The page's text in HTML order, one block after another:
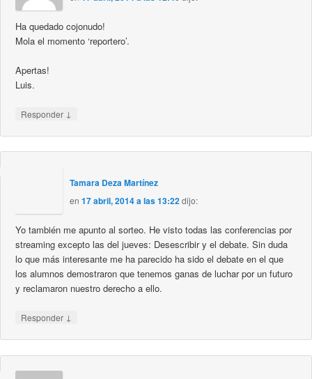
Ha quedado cojonudo!
Mola el momento ‘reportero’.
Apertas!
Luis.
Responder ↓
Tamara Deza Martínez
en17 abril, 2014 a las 13:22dijo:
Yo también me apunto al sorteo. He visto todas las conferencias por
streaming excepto las del jueves: Desescribir y el debate. Sin duda
lo que más interesante me ha parecido ha sido el debate en el que
los alumnos demostraron que tenemos ganas de luchar por un futuro
y reclamaron nuestro derecho a ello.
Responder ↓